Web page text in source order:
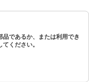
であるか、または利用でき
ください。